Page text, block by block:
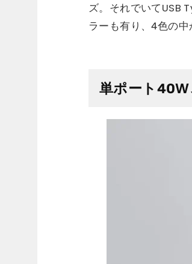
ズ。それでいてUSB
ラーも有り、4色の中
単ポート